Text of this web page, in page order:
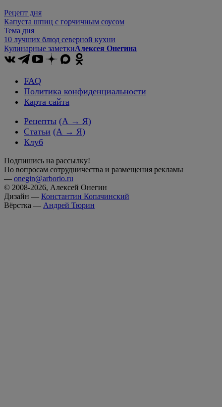
Рецепт дня
Капуста шпиц с горчичным соусом
Тема дня
10 лучших блюд северной кухни
Кулинарные заметкиАлексея Онегина
FAQ
Политика конфиденциальности
Карта сайта
Рецепты (А → Я)
Статьи (А → Я)
Клуб
Подпишись на рассылку!
По вопросам сотрудничества и размещения рекламы
— onegin@arborio.ru
© 2008-2026, Алексей Онегин
Дизайн — Константин Копачинский
Вёрстка — Андрей Тюрин